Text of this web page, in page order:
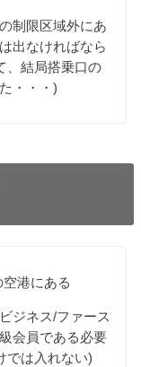
制限区域外にあ
出なければなら
、結局搭乗口の
・・・)
空港にある
ジネス/ファース
会員である必要
では入れない)